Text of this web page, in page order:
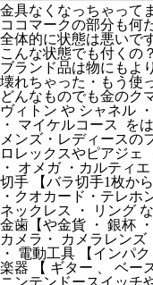
金具なくなっちゃって
ココマークの部分も何
全体的に状態は悪いで
こんな状態でも付くの
ブランド品は物にもよ
壊れちゃった・もう使
どんなものでも金のク
ヴィトン や シャネル
・ マイケルコース を
メンズ・レディースの
ロレックスやピアジェ
・ オメガ ・カルティ
切手 【バラ切手1枚か
・クオカード・テレホ
ネックレス ・ リング
金歯【や金貨 ・ 銀杯
カメラ・ カメラレンズ
・ 電動工具 【インパ
楽器 【 ギター 、 ベー
ニンテンドースイッチ